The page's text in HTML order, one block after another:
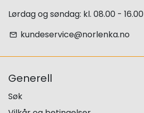
Lørdag og søndag: kl. 08.00 - 16.00
email kundeservice@norlenka.no
Generell
Søk